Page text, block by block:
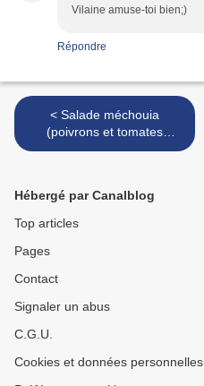
Vilaine amuse-toi bien;)
Répondre
< Salade méchouia
(poivrons et tomates
grillées)
Hébergé par Canalblog
Top articles
Pages
Contact
Signaler un abus
C.G.U.
Cookies et données personnelles